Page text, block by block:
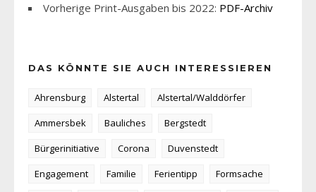
Vorherige Print-Ausgaben bis 2022: PDF-Archiv
DAS KÖNNTE SIE AUCH INTERESSIEREN
Ahrensburg Alstertal
Alstertal/Walddörfer
Ammersbek
Bauliches
Bergstedt
Bürgerinitiative
Corona
Duvenstedt
Engagement
Familie Ferientipp
Formsache